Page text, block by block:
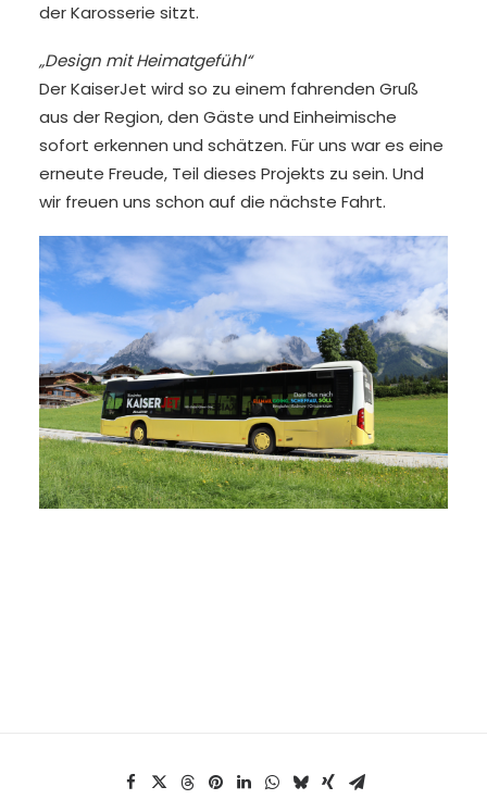
der Karosserie sitzt.
„Design mit Heimatgefühl“
Der KaiserJet wird so zu einem fahrenden Gruß
aus der Region, den Gäste und Einheimische
sofort erkennen und schätzen. Für uns war es eine
erneute Freude, Teil dieses Projekts zu sein. Und
wir freuen uns schon auf die nächste Fahrt.